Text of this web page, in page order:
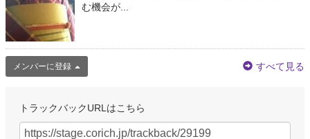
む機会が...
メンバーに登録 すべて見る
トラックバックURLはこちら